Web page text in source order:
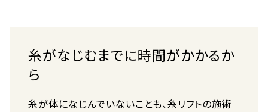
糸がなじむまでに時間がかかるか
ら
糸が体になじんでいないことも、糸リフトの施術